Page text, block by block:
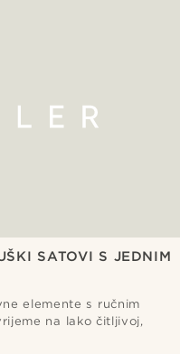
SATOVI S JEDNIM
elemente s ručnim
na lako čitljivoj,